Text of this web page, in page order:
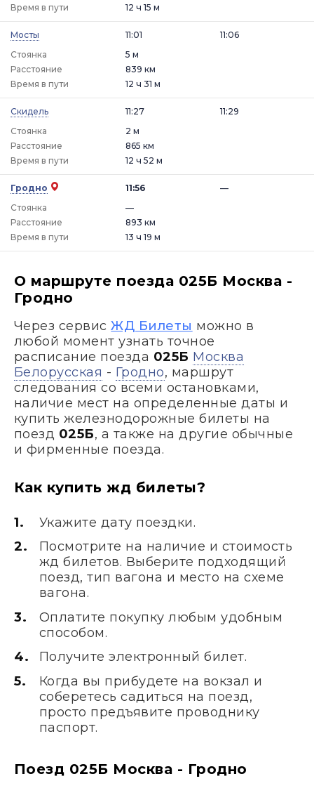
Время в пути 12 ч 15 м
Мосты
11:01
Стоянка
5 м
11:06
Расстояние
839 км
Время в пути
12 ч 31 м
Скидель
11:27
Стоянка
2 м
11:29
Расстояние
865 км
Время в пути
12 ч 52 м
Гродно
11:56
Стоянка
—
—
Расстояние
893 км
Время в пути
13 ч 19 м
О маршруте поезда 025Б Москва -
Гродно
Через сервисЖД Билеты можно в
любой момент узнать точное
расписание поезда 025Б Москва
Белорусская - Гродно, маршрут
следования со всеми остановками,
наличие мест на определенные даты и
купить железнодорожные билеты на
поезд 025Б, а также на другие обычные
и фирменные поезда.
Как купить жд билеты?
Укажите дату поездки.
Посмотрите на наличие и стоимость
жд билетов. Выберите подходящий
поезд, тип вагона и место на схеме
вагона.
Оплатите покупку любым удобным
способом.
Получите электронный билет.
Когда вы прибудете на вокзал и
соберетесь садиться на поезд,
просто предъявите проводнику
паспорт.
Поезд 025Б Москва - Гродно